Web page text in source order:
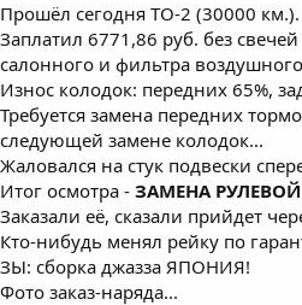
Прошёл сегодня ТО-2 (30000 км.).
Заплатил 6771,86 руб. без
салонного и фильтра
Износ колодок: передних 65%,
Требуется замена передних
следующей замене колодок...
Жаловался на стук подвески
Итог осмотра - ЗАМЕНА
Заказали её, сказали прийдет
Кто-нибудь менял рейку по
ЗЫ: сборка джазза ЯПОНИЯ!
Фото заказ-наряда...